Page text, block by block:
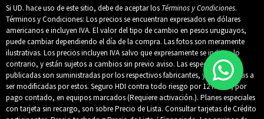
Si UD. hace uso de este sitio, debe de aceptar los Términos y Condiciones.
Términos y Condiciones: Los precios se encuentran expresados en dólares
americanos e incluyen IVA. El valor del tipo de cambio en pesos uruguayos,
puede cambiar dependiendo el día de la compra. Las fotos son meramente
ilustrativas. Los precios incluyen IVA salvo que expresamente se indique lo
contrario, y están sujetos a cambios sin previo aviso. Las especificaciones
publicadas son suministradas por los respectivos fabricantes, y están sujetas a
ser modificadas por estos. Seguro HDI contra todo riesgo por 12 meses, por
pago contado, en equipos marcados (Requiere activación.). Planes especiales
con tarjeta sin recargo, son sobre Precio de Lista. Consultar tarjetas de Crédito